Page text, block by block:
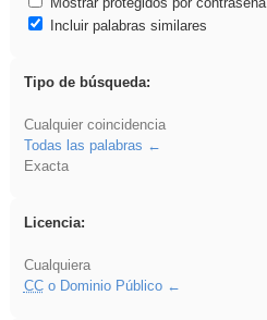
Incluir palabras similares
Tipo de búsqueda:
Cualquier coincidencia
Todas las palabras
Exacta
Licencia:
Cualquiera
CCo Dominio Público